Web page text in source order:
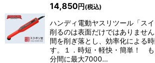
14,850円 (税込)
ハンディ電動ヤスリツール「スイ
削るのは表面だけではありませ
間を削ぎ落とし、効率化による
す。１．時短・軽快・簡単！ も
分間に最大7000…